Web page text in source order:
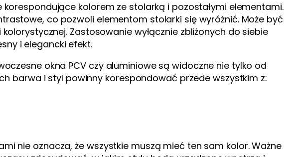
kolorem ze stolarką i pozostałymi elementami.
co pozwoli elementom stolarki się wyróżnić. Może być
Zastosowanie wyłącznie zbliżonych do siebie
i elegancki efekt.
okna PCV czy aluminiowe są widoczne nie tylko od
barwa i styl powinny korespondować przede wszystkim z:
nie oznacza, że wszystkie muszą mieć ten sam kolor. Ważne